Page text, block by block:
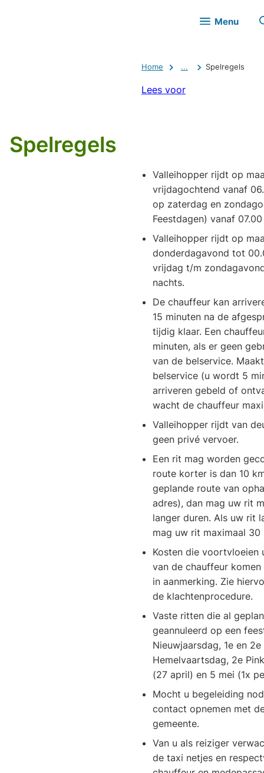
Menu
Home ... Spelregels
Lees voor
Spelregels
Valleihopper rijdt op
vrijdagochtend vanaf
op zaterdag en
Feestdagen) vanaf
Valleihopper rijdt op
donderdagavond tot
vrijdag t/m
nachts.
De chauffeur kan
15 minuten na de
tijdig klaar. Een
minuten, als er geen
van de belservice.
belservice (u wordt 5
arriveren gebeld of
wacht de chauffeur
Valleihopper rijdt van
geen privé vervoer.
Een rit mag worden
route korter is dan 10
geplande route van
adres), dan mag uw rit
langer duren. Als uw rit
mag uw rit maximaal 30
Kosten die voortvloeien
van de chauffeur
in aanmerking. Zie
de klachtenprocedure.
Vaste ritten die al
geannuleerd op een
Nieuwjaarsdag, 1e en
Hemelvaartsdag, 2e
(27 april) en 5 mei (1x
Mocht u begeleiding
contact opnemen met
gemeente.
Van u als reiziger
de taxi netjes en